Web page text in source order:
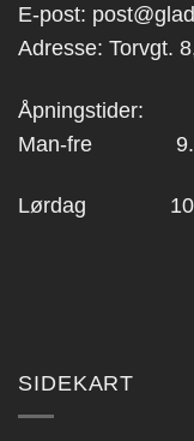
E-post:
Adresse: Torvgt.
Åpningstider:
Man-fre
Lørdag
SIDEKART